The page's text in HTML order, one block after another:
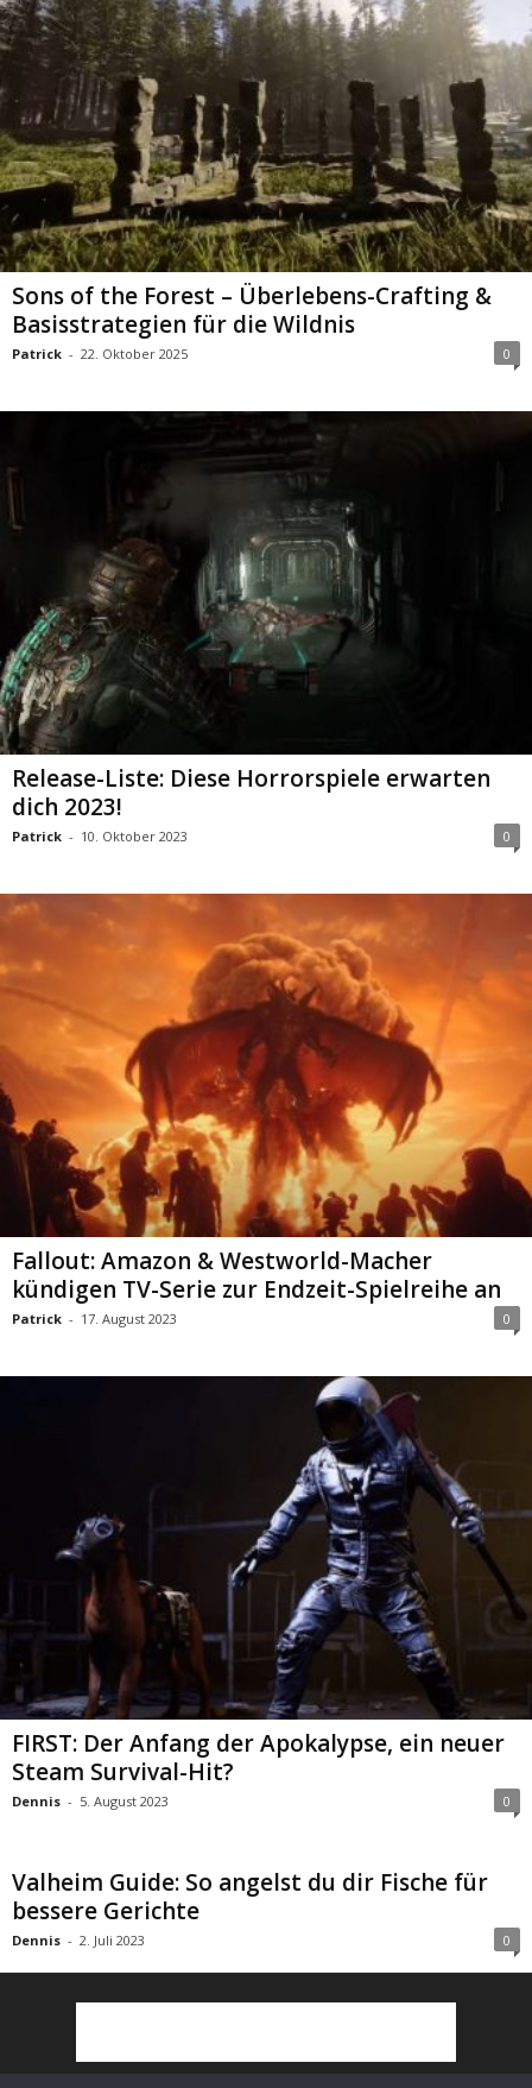
Sons of the Forest – Überlebens-Crafting &
Basisstrategien für die Wildnis
Patrick - 22. Oktober 2025 0
Release-Liste: Diese Horrorspiele erwarten
dich 2023!
Patrick - 10. Oktober 2023 0
Fallout: Amazon & Westworld-Macher
kündigen TV-Serie zur Endzeit-Spielreihe an
Patrick - 17. August 2023 0
FIRST: Der Anfang der Apokalypse, ein neuer
Steam Survival-Hit?
Dennis - 5. August 2023 0
Valheim Guide: So angelst du dir Fische für
bessere Gerichte
Dennis - 2. Juli 2023 0